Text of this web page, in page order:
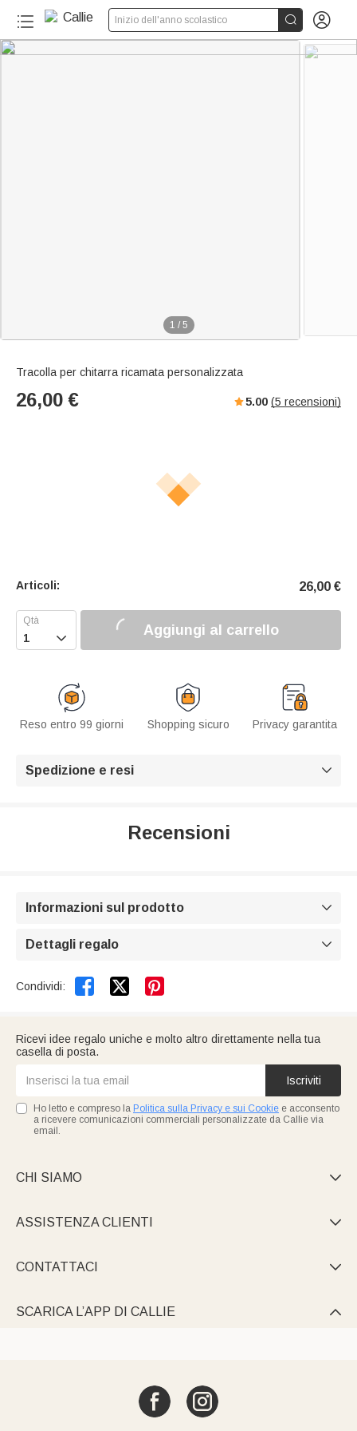
Inizio dell'anno scolastico  
1 / 5
Tracolla per chitarra ricamata personalizzata
26,00 € 5.00 (5 recensioni)
Articoli: 26,00 €
 Aggiungi al carrello
Reso entro 99 giorni Shopping sicuro Privacy garantita
Spedizione e resi 
Recensioni
Informazioni sul prodotto 
Dettagli regalo 
Condividi:  
Ricevi idee regalo uniche e molto altro direttamente nella tua
casella di posta.
Iscriviti
Ho letto e compreso la Politica sulla Privacy e sui Cookie e acconsento
a ricevere comunicazioni commerciali personalizzate da Callie via
email.
CHI SIAMO 
ASSISTENZA CLIENTI 
CONTATTACI 
SCARICA L’APP DI CALLIE 